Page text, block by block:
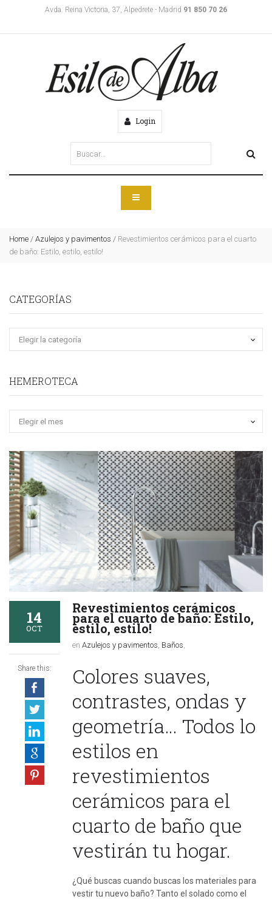
Avda. Reina Victoria, 37, Alpedrete - Madrid 91 850 70 26
Login
Home / Azulejos y pavimentos / Revestimientos cerámicos para el cuarto
de baño: Estilo, estilo, estilo!
CATEGORÍAS
HEMEROTECA
14
OCT
Share this:
Revestimientos cerámicos
para el cuarto de baño: Estilo,
estilo, estilo!
en Azulejos y pavimentos Baños
Colores suaves,
contrastes, ondas y
geometría… Todos lo
estilos en
revestimientos
cerámicos para el
cuarto de baño que
vestirán tu hogar.
¿Qué buscas cuando buscas los materiales para
vestir tu nuevo baño? Tanto el solado como el